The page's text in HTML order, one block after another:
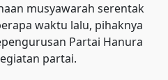
musyawarah serentak
waktu lalu, pihaknya
Partai Hanura
partai.